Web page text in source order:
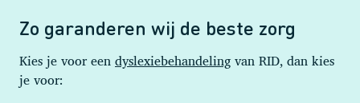
Zo garanderen wij de beste zorg
Kies je voor eendyslexiebehandelingvan RID, dan kies
je voor: